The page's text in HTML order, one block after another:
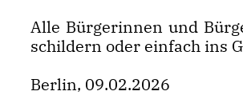
Alle Bürgerinnen und
schildern oder einfach ins
Berlin, 09.02.2026